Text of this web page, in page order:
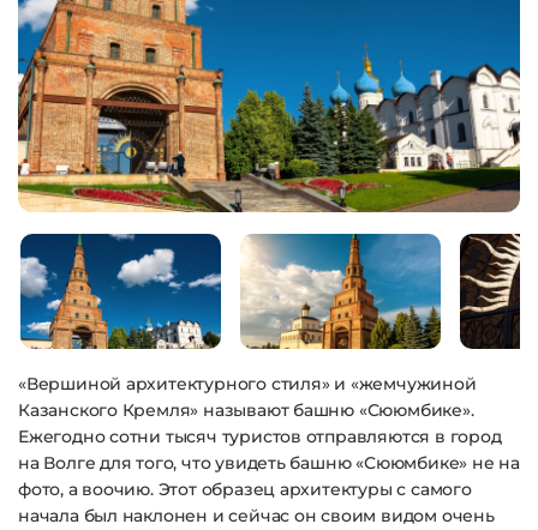
«Вершиной архитектурного стиля» и «жемчужиной
Казанского Кремля» называют башню «Сююмбике».
Ежегодно сотни тысяч туристов отправляются в город
на Волге для того, что увидеть башню «Сююмбике» не на
фото, а воочию. Этот образец архитектуры с самого
начала был наклонен и сейчас он своим видом очень